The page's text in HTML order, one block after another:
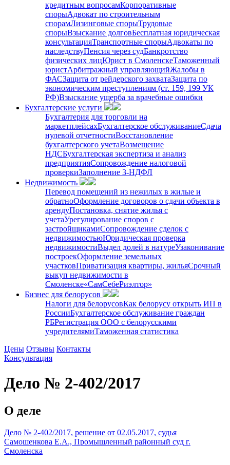
кредитным вопросамКорпоративные
спорыАдвокат по строительным
спорамЛизинговые спорыТрудовые
спорыВзыскание долговБесплатная юридическая
консультацияТранспортные спорыАдвокаты по
наследствуПенсия через судБанкротство
физических лицЮрист в СмоленскеТаможенный
юристАрбитражный управляющийЖалобы в
ФАСЗащита от рейдерского захватаЗащита по
экономическим преступлениям (ст. 159, 199 УК
РФ)Взыскание ущерба за врачебные ошибки
Бухгалтерские услуги
Бухгалтерия для торговли на
маркетплейсахБухгалтерское обслуживаниеСдача
нулевой отчетностиВосстановление
бухгалтерского учетаВозмещение
НДСБухгалтерская экспертиза и анализ
предприятияСопровождение налоговой
проверкиЗаполнение 3-НДФЛ
Недвижимость
Перевод помещений из нежилых в жилые и
обратноОформление договоров о сдачи объекта в
арендуПостановка, снятие жилья с
учетаУрегулирование споров с
застройщикамиСопровождение сделок с
недвижимостьюЮридическая проверка
недвижимостиВыдел долей в натуреУзаконивание
построекОформление земельных
участковПриватизация квартиры, жильяСрочный
выкуп недвижимости в
Cмоленске«СамСебеРиэлтор»
Бизнес для белорусов
Налоги для белорусовКак белорусу открыть ИП в
РоссииБухгалтерское обслуживание граждан
РБРегистрация ООО с белорусскими
учредителямиТаможенная статистика
Цены Отзывы Контакты
Консультация
Дело № 2-402/2017
О деле
Дело № 2-402/2017, решение от 02.05.2017, судья
Самошенкова Е.А., Промышленный районный суд г.
Смоленска